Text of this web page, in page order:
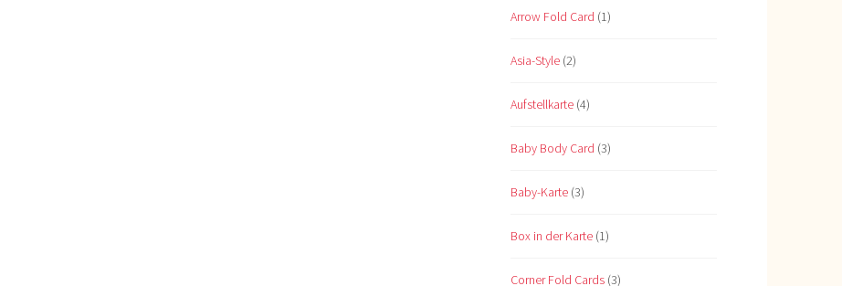
Arrow Fold Card (1)
Asia-Style (2)
Aufstellkarte (4)
Baby Body Card (3)
Baby-Karte (3)
Box in der Karte (1)
Corner Fold Cards (3)